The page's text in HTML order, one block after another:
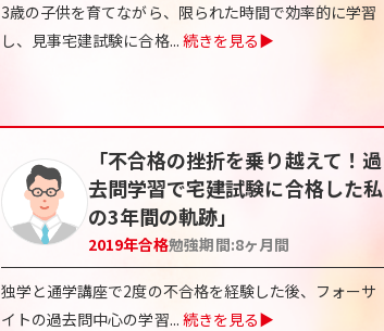
3歳の子供を育てながら、限られた時間で効率的に学習
し、見事宅建試験に合格... 続きを見る▶
「不合格の挫折を乗り越えて！過
去問学習で宅建試験に合格した私
の3年間の軌跡」
2019年合格勉強期間:8ヶ月間
独学と通学講座で2度の不合格を経験した後、フォーサ
イトの過去問中心の学習... 続きを見る▶